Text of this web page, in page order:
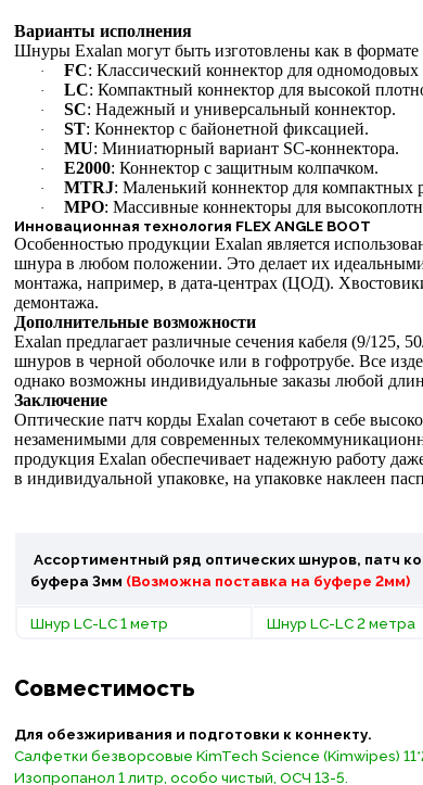
Варианты исполнения
Шнуры Exalan могут быть изготовлены как в
· FC: Классический коннектор для
· LC: Компактный коннектор для высокой
· SC: Надежный и универсальный коннектор.
· ST: Коннектор с байонетной фиксацией.
· MU: Миниатюрный вариант SC-коннектора.
· E2000: Коннектор с защитным колпачком.
· MTRJ: Маленький коннектор для компактных
· MPO: Массивные коннекторы для
Инновационная технология FLEX ANGLE BOOT
Особенностью продукции Exalan является
шнура в любом положении. Это делает их
монтажа, например, в дата-центрах (ЦОД).
демонтажа.
Дополнительные возможности
Exalan предлагает различные сечения кабеля (9/125,
шнуров в черной оболочке или в гофротрубе. Все
однако возможны индивидуальные заказы любой
Заключение
Оптические патч корды Exalan сочетают в себе
незаменимыми для современных
продукция Exalan обеспечивает надежную работу
в индивидуальной упаковке, на упаковке наклеен
Ассортиментный ряд оптических шнуров, патч
буфера 3мм (Возможна поставка на буфере 2мм)
Шнур LC-LC 1 метр Шнур LC-LC 2 метра
Совместимость
Для обезжиривания и подготовки к коннекту.
Салфетки безворсовые KimTech Science (Kimwipes)
Изопропанол 1 литр, особо чистый, ОСЧ 13-5.